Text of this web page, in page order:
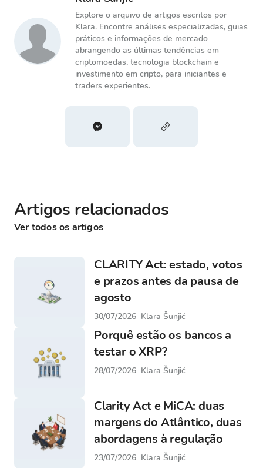
Explore o arquivo de artigos escritos por
Klara. Encontre análises especializadas, guias
práticos e informações de mercado
abrangendo as últimas tendências em
criptomoedas, tecnologia blockchain e
investimento em cripto, para iniciantes e
traders experientes.
Artigos relacionados
Ver todos os artigos
CLARITY Act: estado, votos
e prazos antes da pausa de
agosto
30/07/2026 Klara Šunjić
Porquê estão os bancos a
testar o XRP?
28/07/2026 Klara Šunjić
Clarity Act e MiCA: duas
margens do Atlântico, duas
abordagens à regulação
23/07/2026 Klara Šunjić